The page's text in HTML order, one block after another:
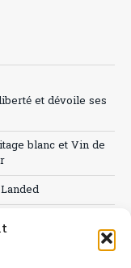
et dévoile ses
blanc et Vin de